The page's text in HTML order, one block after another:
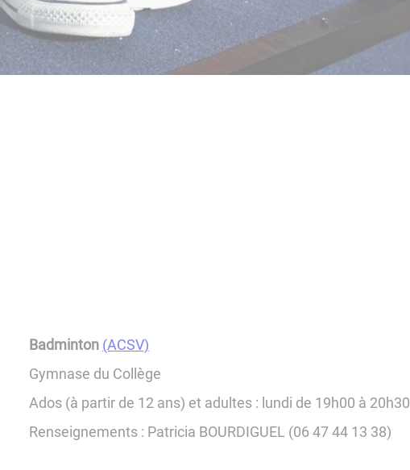
Badminton (ACSV)
Gymnase du Collège
Ados (à partir de 12 ans) et adultes : lundi de 19h00 à 20h30
Renseignements : Patricia BOURDIGUEL (06 47 44 13 38)